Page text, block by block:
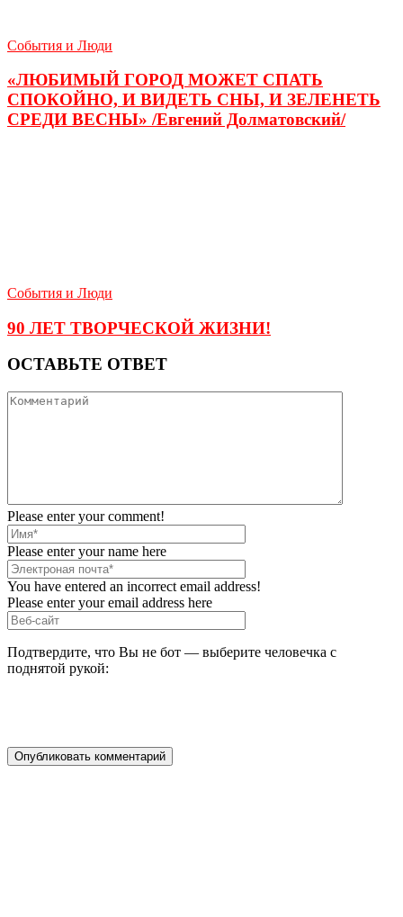
События и Люди
«ЛЮБИМЫЙ ГОРОД МОЖЕТ СПАТЬ
СПОКОЙНО, И ВИДЕТЬ СНЫ, И ЗЕЛЕНЕТЬ
СРЕДИ ВЕСНЫ» /Евгений Долматовский/
События и Люди
90 ЛЕТ ТВОРЧЕСКОЙ ЖИЗНИ!
ОСТАВЬТЕ ОТВЕТ
Please enter your comment!
Please enter your name here
You have entered an incorrect email address!
Please enter your email address here
Подтвердите, что Вы не бот — выберите человечка с
поднятой рукой: